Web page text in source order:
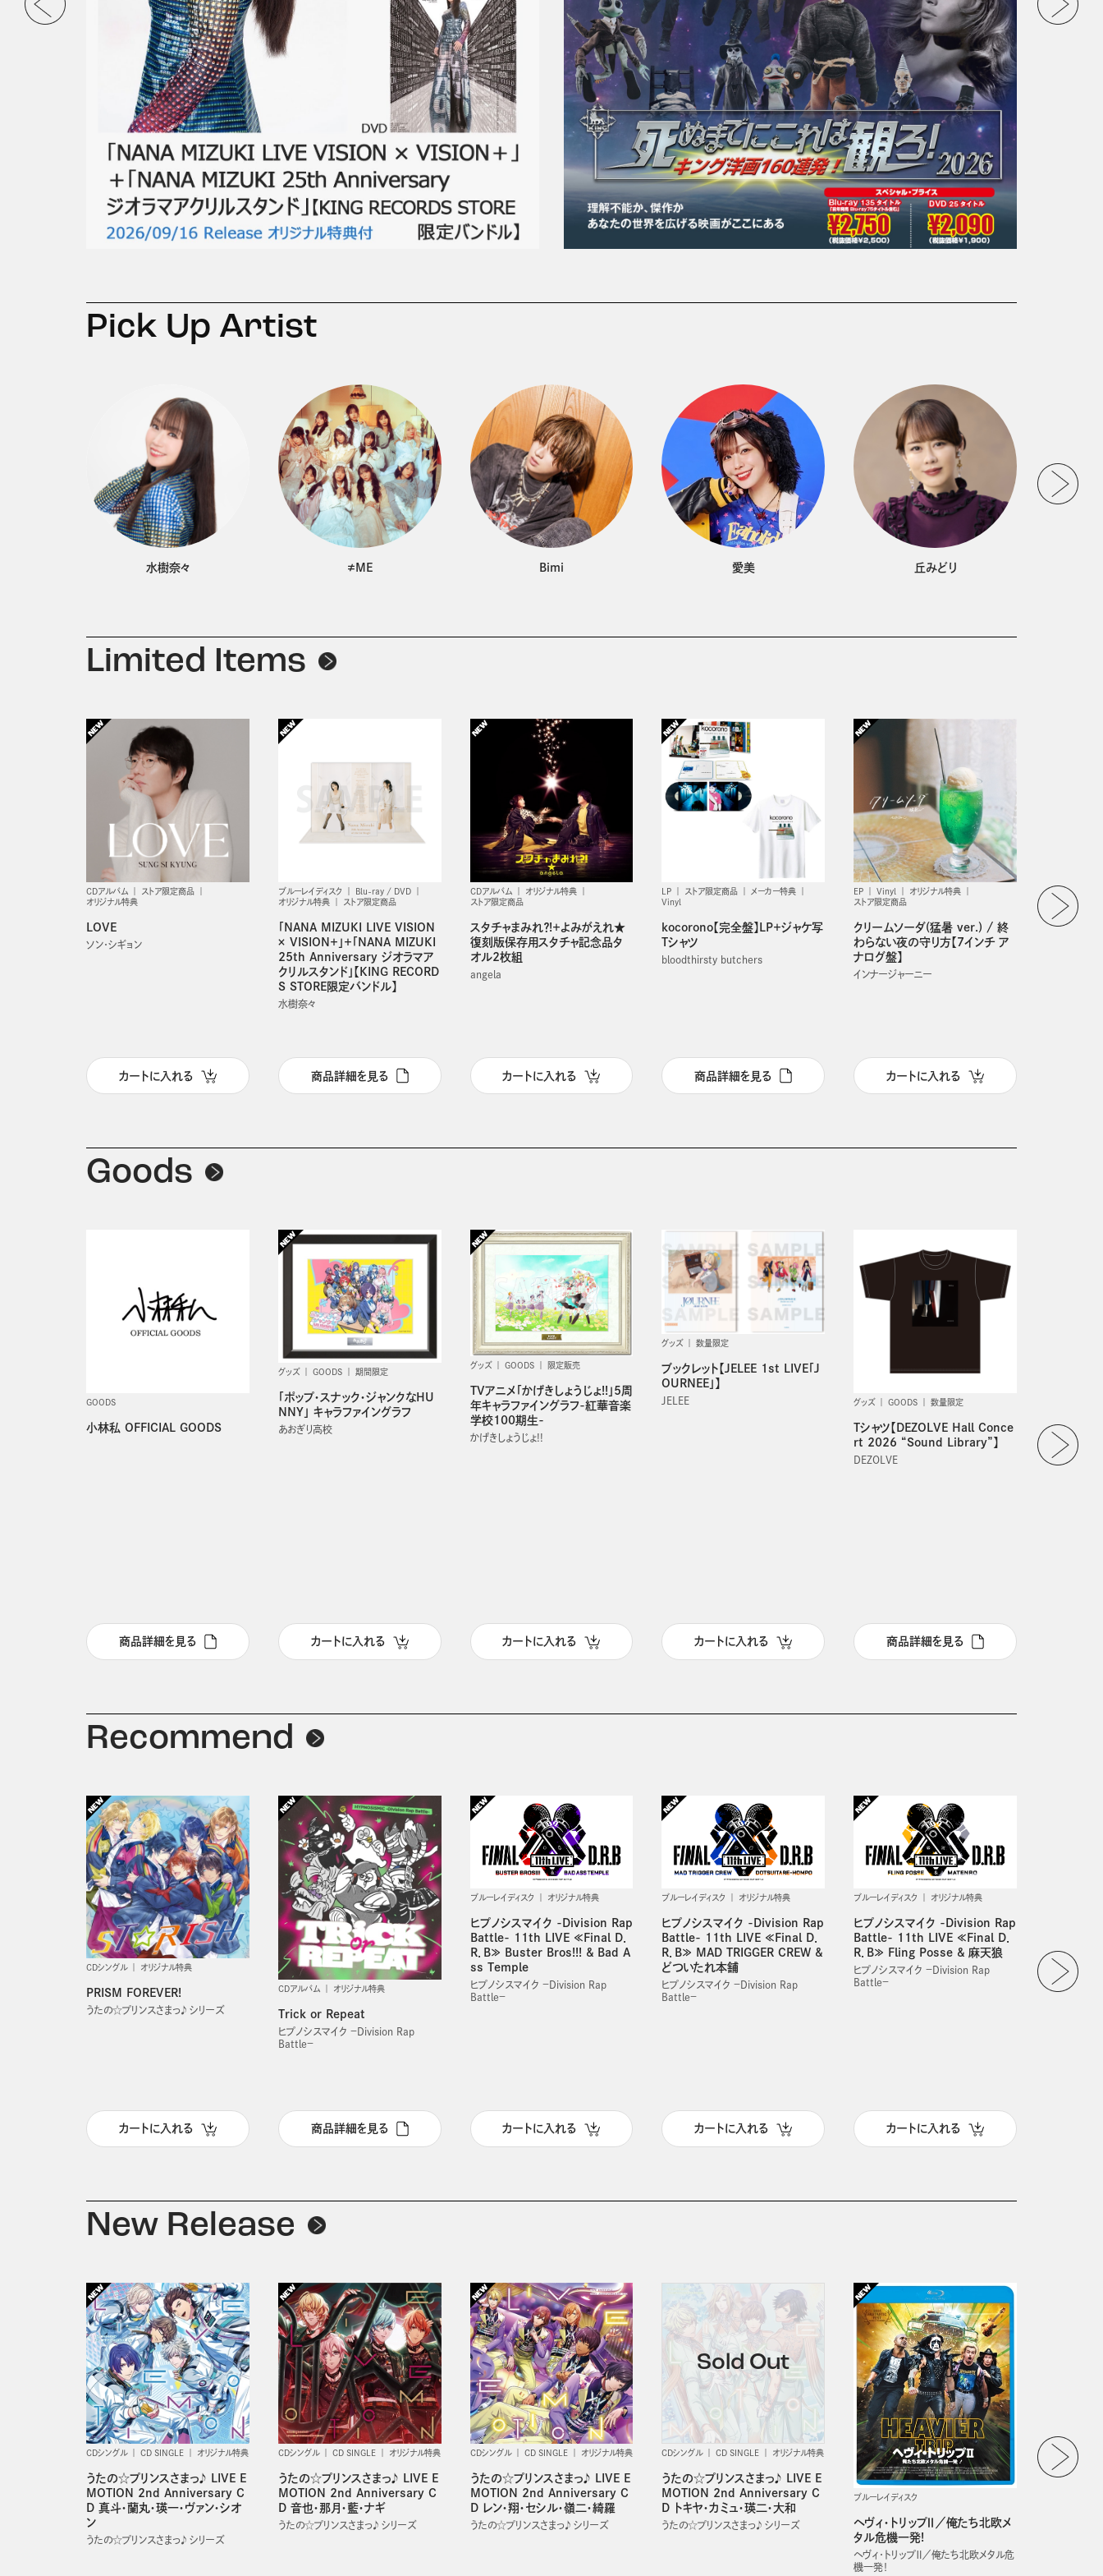
Pick Up Artist
水樹奈々 ≠ME Bimi 愛美 丘みどり
Limited Items
CDアルバム
ストア限定商品
オリジナル特典
LOVE
ソン・シギョン
カートに入れる
ブルーレイディスク
Blu-ray / DVD
オリジナル特典
ストア限定商品
「NANA MIZUKI LIVE VISION
× VISION＋」＋「NANA MIZUKI
25th Anniversary ジオラマア
クリルスタンド」【KING RECORD
S STORE限定バンドル】
水樹奈々
商品詳細を見る
CDアルバム
オリジナル特典
ストア限定商品
スタチャまみれ？!＋よみがえれ★
復刻版保存用スタチャ記念品タ
オル2枚組
angela
カートに入れる
LP ストア限定商品
メーカー特典
Vinyl
kocorono【完全盤】LP＋ジャケ写
Tシャツ
bloodthirsty butchers
商品詳細を見る
EP Vinyl
オリジナル特典
ストア限定商品
クリームソーダ(猛暑 ver.) / 終
わらない夜の守り方【7インチ ア
ナログ盤】
インナージャーニー
カートに入れる
グッズ
バースデ
Goods
GOODS
小林私 OFFICIAL GOODS
商品詳細を見る
グッズ GOODS 期間限定
「ポップ・スナック・ジャンクなHU
NNY」 キャラファイングラフ
あおぎり高校
カートに入れる
グッズ GOODS 限定販売
TVアニメ「かげきしょうじょ!!」5周
年キャラファイングラフ-紅華音楽
学校100期生-
かげきしょうじょ!!
カートに入れる
グッズ 数量限定
ブックレット【JELEE 1st LIVE「J
OURNEE」】
JELEE
カートに入れる
グッズ GOODS 数量限定
Tシャツ【DEZOLVE Hall Conce
rt 2026 “Sound Library”】
DEZOLVE
商品詳細を見る
フォトブッ
d
会 Game
Recommend
CDシングル オリジナル特典
PRISM FOREVER!
うたの☆プリンスさまっ♪ シリーズ
カートに入れる
CDアルバム オリジナル特典
Trick or Repeat
ヒプノシスマイク －Division Rap
Battle－
商品詳細を見る
ブルーレイディスク オリジナル特典
ヒプノシスマイク -Division Rap
Battle- 11th LIVE ≪Final D．
R．B≫ Buster Bros!!! & Bad A
ss Temple
ヒプノシスマイク －Division Rap
Battle－
カートに入れる
ブルーレイディスク オリジナル特典
ヒプノシスマイク -Division Rap
Battle- 11th LIVE ≪Final D．
R．B≫ MAD TRIGGER CREW &
どついたれ本舗
ヒプノシスマイク －Division Rap
Battle－
カートに入れる
ブルーレイディスク オリジナル特典
ヒプノシスマイク -Division Rap
Battle- 11th LIVE ≪Final D．
R．B≫ Fling Posse & 麻天狼
ヒプノシスマイク －Division Rap
Battle－
カートに入れる
New Release
CDシングル CD SINGLE オリジナル特典
うたの☆プリンスさまっ♪ LIVE E
MOTION 2nd Anniversary C
D 真斗・蘭丸・瑛一・ヴァン・シオ
ン
うたの☆プリンスさまっ♪ シリーズ
CDシングル CD SINGLE オリジナル特典
うたの☆プリンスさまっ♪ LIVE E
MOTION 2nd Anniversary C
D 音也・那月・藍・ナギ
うたの☆プリンスさまっ♪ シリーズ
CDシングル CD SINGLE オリジナル特典
うたの☆プリンスさまっ♪ LIVE E
MOTION 2nd Anniversary C
D レン・翔・セシル・嶺二・綺羅
うたの☆プリンスさまっ♪ シリーズ
CDシングル CD SINGLE オリジナル特典
うたの☆プリンスさまっ♪ LIVE E
MOTION 2nd Anniversary C
D トキヤ・カミュ・瑛二・大和
うたの☆プリンスさまっ♪ シリーズ
ブルーレイディスク
ヘヴィ・トリップⅡ／俺たち北欧メ
タル危機一発!
ヘヴィ・トリップⅡ／俺たち北欧メタル危
機一発！
CDシングル
北の流れ星
岩本公水